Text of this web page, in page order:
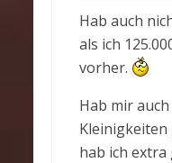
Hab auch
als ich
vorher.
Hab mir
hab ich extra